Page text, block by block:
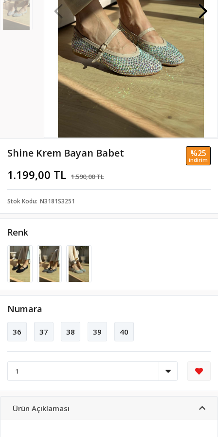
Shine Krem Bayan Babet
1.199,00 TL 1.590,00 TL
%25
i̇ndi̇ri̇m
Stok Kodu N3181S3251
Renk
Numara
36 37 38 39 40
Ürün Açıklaması